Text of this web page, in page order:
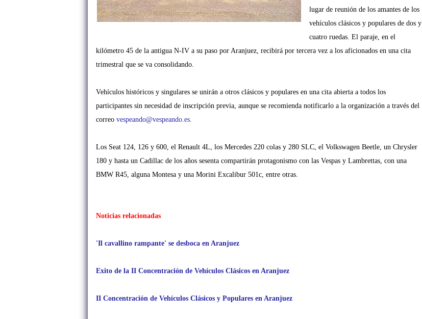
lugar de reunión de los amantes de los
vehículos clásicos y populares de dos y
cuatro ruedas. El paraje, en el
kilómetro 45 de la antigua N-IV a su paso por Aranjuez, recibirá por tercera vez a los aficionados en una cita
trimestral que se va consolidando.
Vehículos históricos y singulares se unirán a otros clásicos y populares en una cita abierta a todos los
participantes sin necesidad de inscripción previa, aunque se recomienda notificarlo a la organización a través del
correo vespeando@vespeando.es.
Los Seat 124, 126 y 600, el Renault 4L, los Mercedes 220 colas y 280 SLC, el Volkswagen Beetle, un Chrysler
180 y hasta un Cadillac de los años sesenta compartirán protagonismo con las Vespas y Lambrettas, con una
BMW R45, alguna Montesa y una Morini Excalibur 501c, entre otras.
Noticias relacionadas
'Il cavallino rampante' se desboca en Aranjuez
Exito de la II Concentración de Vehículos Clásicos en Aranjuez
II Concentración de Vehículos Clásicos y Populares en Aranjuez